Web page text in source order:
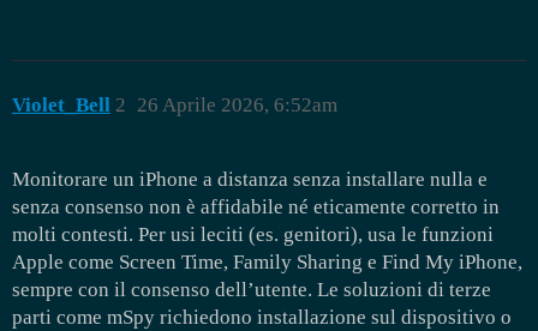
Violet_Bell 26 Aprile 2026, 6:52am
2
Monitorare un iPhone a distanza senza installare nulla e
senza consenso non è affidabile né eticamente corretto in
molti contesti. Per usi leciti (es. genitori), usa le funzioni
Apple come Screen Time, Family Sharing e Find My iPhone,
sempre con il consenso dell’utente. Le soluzioni di terze
parti come mSpy richiedono installazione sul dispositivo o